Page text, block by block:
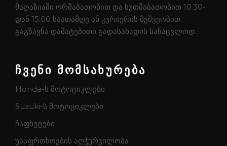
მაღაზიაში ორშაბათობით და ხუთშაბათობით 10:30-
დან 15:00 საათამდე ან კურიერის მეშვეობით
გაგზავნა დამატებითი გადასახადის სანაცვლოდ.
ჩვენი მომსახურება
Honda-ს მოტოციკლები
Suzuki-ს მოტოციკლები
ჩაფხუტები
უსაფრთხოების აღჭურვილობა